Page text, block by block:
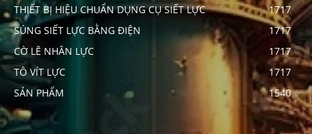
THIẾT BỊ HIỆU CHUẨN DỤNG CỤ SIẾT LỰC
1717
SÚNG SIẾT LỰC BẰNG ĐIỆN
1717
CỜ LÊ NHÂN LỰC
1717
TÔ VÍT LỰC
1717
SẢN PHẨM
1540